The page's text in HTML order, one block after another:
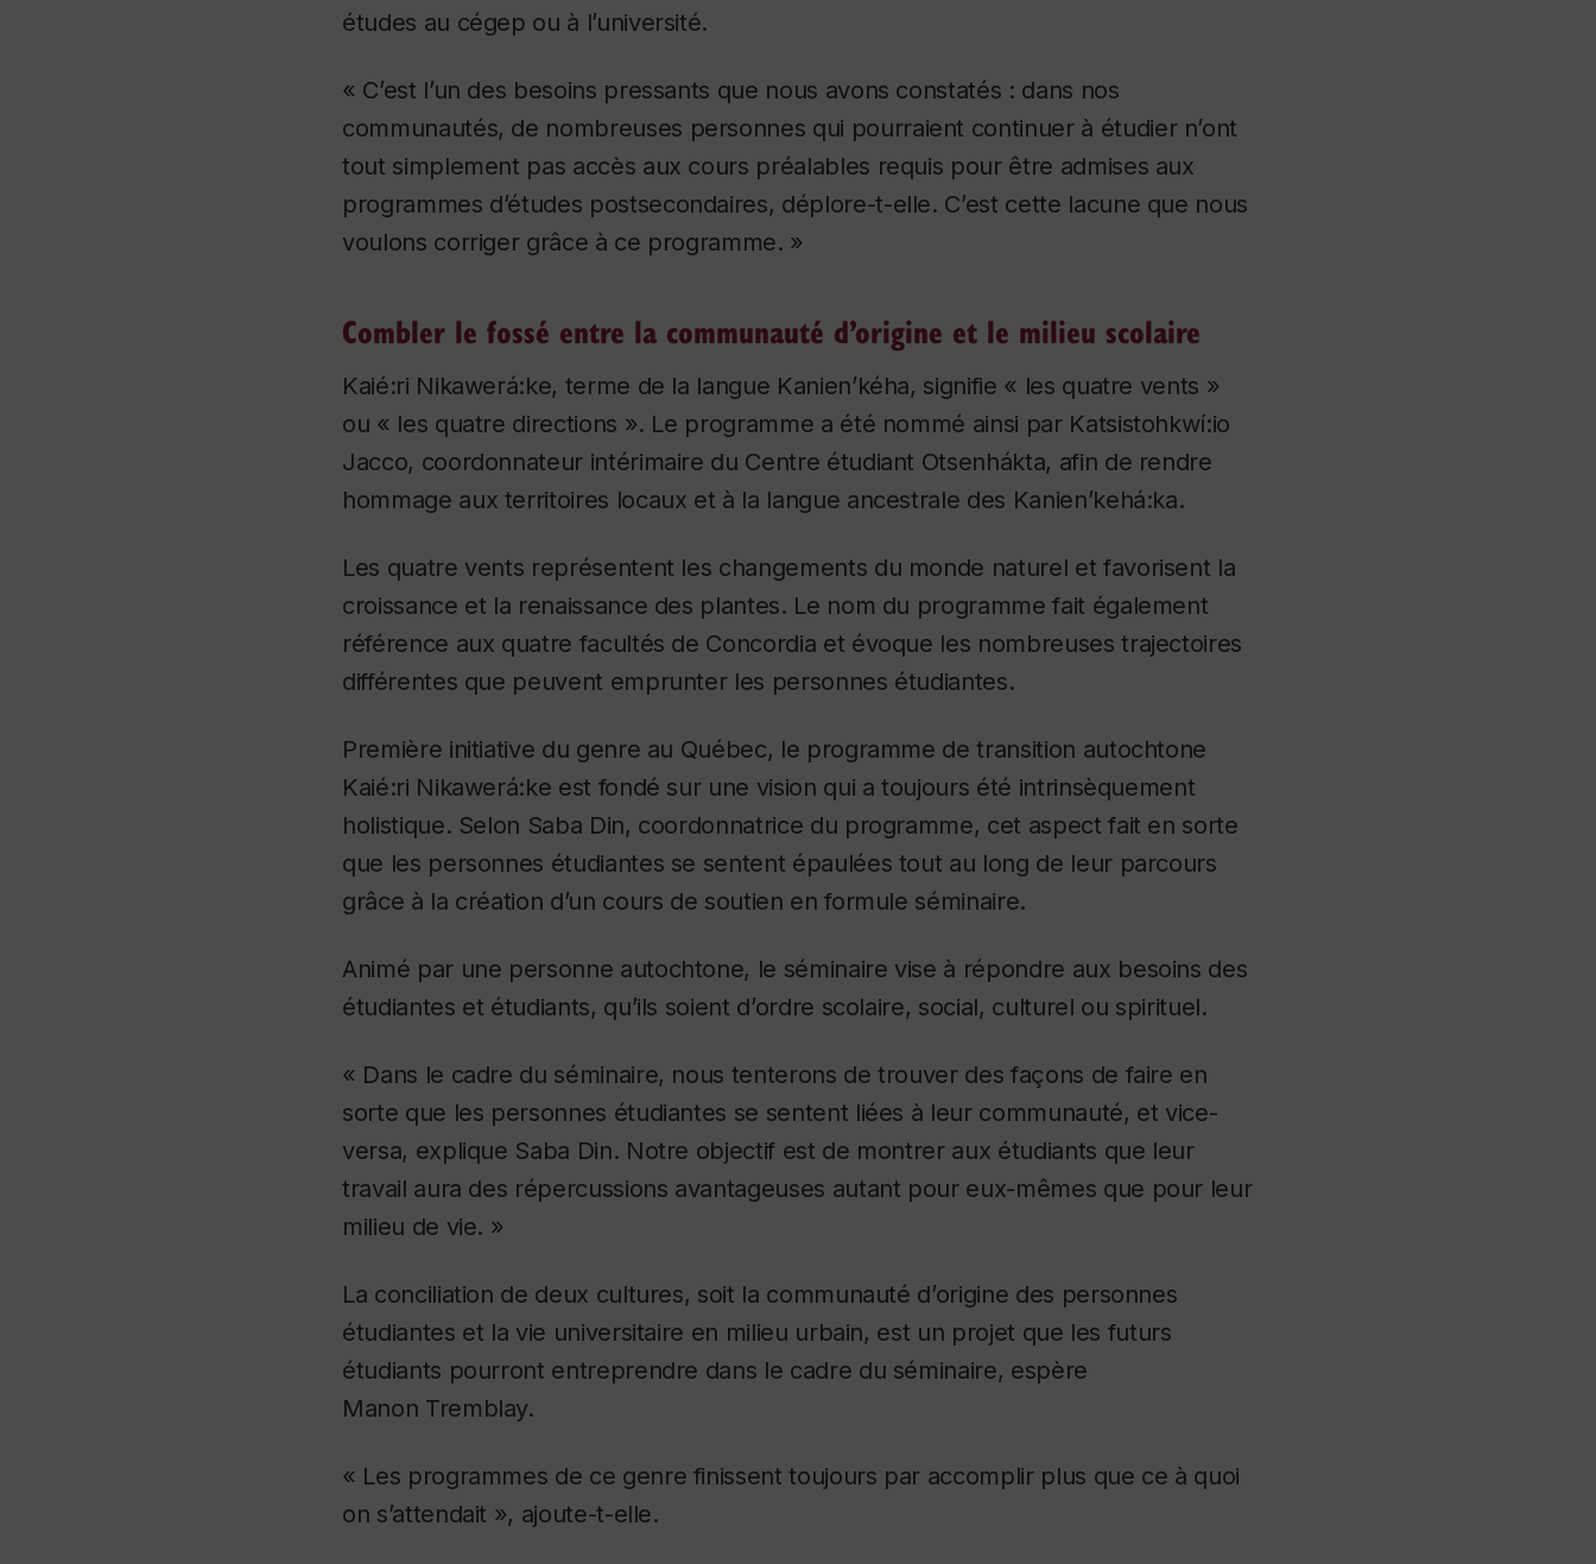
études au cégep ou à l’université.
« C’est l’un des besoins pressants que nous avons constatés : dans nos
communautés, de nombreuses personnes qui pourraient continuer à étudier n’ont
tout simplement pas accès aux cours préalables requis pour être admises aux
programmes d’études postsecondaires, déplore-t-elle. C’est cette lacune que nous
voulons corriger grâce à ce programme. »
Combler le fossé entre la communauté d’origine et le milieu scolaire
Kaié:ri Nikawerá:ke, terme de la langue Kanien’kéha, signifie « les quatre vents »
ou « les quatre directions ». Le programme a été nommé ainsi par Katsistohkwí:io
Jacco, coordonnateur intérimaire du Centre étudiant Otsenhákta, afin de rendre
hommage aux territoires locaux et à la langue ancestrale des Kanien’kehá:ka.
Les quatre vents représentent les changements du monde naturel et favorisent la
croissance et la renaissance des plantes. Le nom du programme fait également
référence aux quatre facultés de Concordia et évoque les nombreuses trajectoires
différentes que peuvent emprunter les personnes étudiantes.
Première initiative du genre au Québec, le programme de transition autochtone
Kaié:ri Nikawerá:ke est fondé sur une vision qui a toujours été intrinsèquement
holistique. Selon Saba Din, coordonnatrice du programme, cet aspect fait en sorte
que les personnes étudiantes se sentent épaulées tout au long de leur parcours
grâce à la création d’un cours de soutien en formule séminaire.
Animé par une personne autochtone, le séminaire vise à répondre aux besoins des
étudiantes et étudiants, qu’ils soient d’ordre scolaire, social, culturel ou spirituel.
« Dans le cadre du séminaire, nous tenterons de trouver des façons de faire en
sorte que les personnes étudiantes se sentent liées à leur communauté, et vice-
versa, explique Saba Din. Notre objectif est de montrer aux étudiants que leur
travail aura des répercussions avantageuses autant pour eux-mêmes que pour leur
milieu de vie. »
La conciliation de deux cultures, soit la communauté d’origine des personnes
étudiantes et la vie universitaire en milieu urbain, est un projet que les futurs
étudiants pourront entreprendre dans le cadre du séminaire, espère
Manon Tremblay.
« Les programmes de ce genre finissent toujours par accomplir plus que ce à quoi
on s’attendait », ajoute-t-elle.